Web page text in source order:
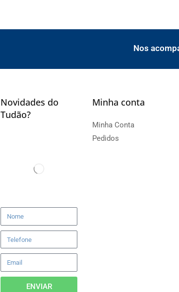
Nos
Novidades do
Tudão?
ENVIAR
Minha conta
Minha Conta
Pedidos